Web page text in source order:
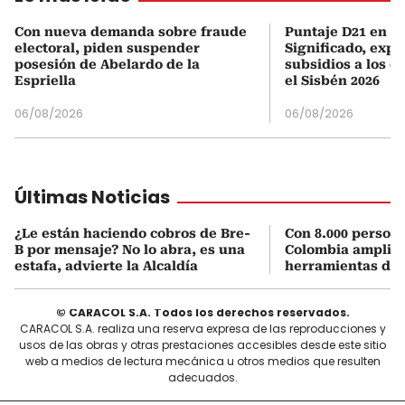
Con nueva demanda sobre fraude
electoral, piden suspender
posesión de Abelardo de la
Espriella
06/08/2026
Puntaje D21 en
Significado,
subsidios a los
el Sisbén 2026
06/08/2026
Últimas Noticias
¿Le están haciendo cobros de Bre-
B por mensaje? No lo abra, es una
estafa, advierte la Alcaldía
Con 8.000
Colombia amplia
herramientas de
© CARACOL S.A. Todos los derechos reservados.
CARACOL S.A. realiza una reserva expresa de las reproducciones y
usos de las obras y otras prestaciones accesibles desde este sitio
web a medios de lectura mecánica u otros medios que resulten
adecuados.